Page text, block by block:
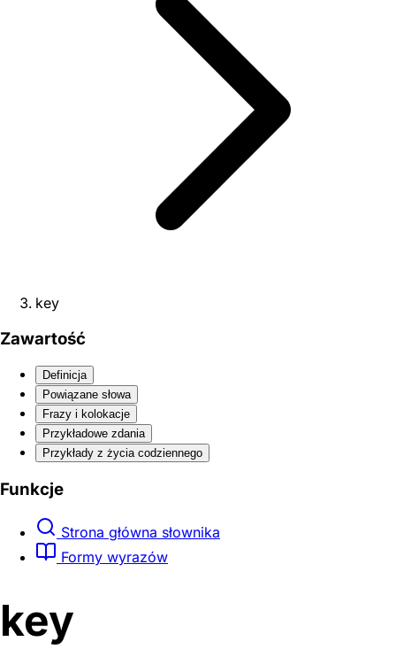
key
Zawartość
Definicja
Powiązane słowa
Frazy i kolokacje
Przykładowe zdania
Przykłady z życia codziennego
Funkcje
Strona główna słownika
Formy wyrazów
key